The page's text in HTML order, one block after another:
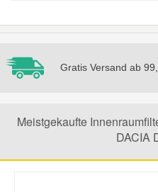
Gratis Versand ab
Meistgekaufte
DACIA
Kia Ersatzteile
Lancia Ersatzteile
Mazda Ersatzteile